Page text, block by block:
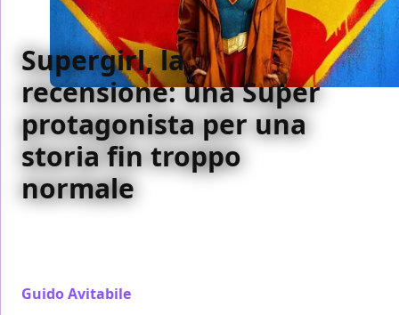
Supergirl, la
recensione: una Super
protagonista per una
storia fin troppo
normale
Guido Avitabile